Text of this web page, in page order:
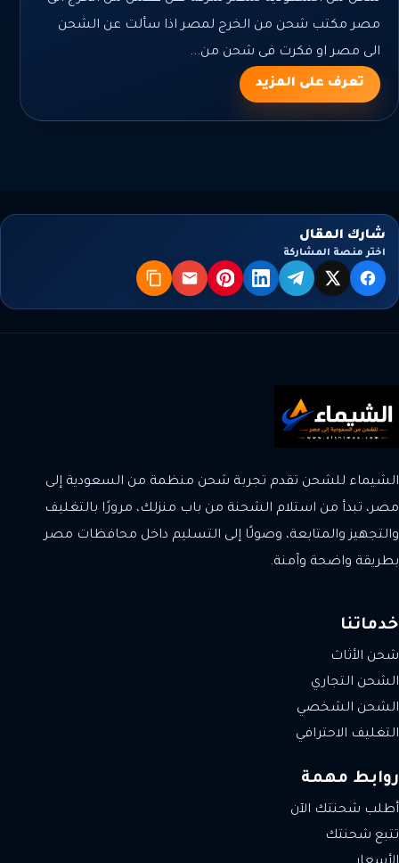
مصر مكتب شحن من الخرج لمصر اذا سألت عن الشحن
الى مصر او فكرت فى شحن من...
تعرف على المزيد
شارك المقال
اختر منصة المشاركة
فيسبوك
X تيليجراملينكدإنبنترستالبريد نسخ
الشيماء للشحن تقدم تجربة شحن منظمة من السعودية إلى
مصر، تبدأ من استلام الشحنة من باب منزلك، مرورًا بالتغليف
والتجهيز والمتابعة، وصولًا إلى التسليم داخل محافظات مصر
بطريقة واضحة وآمنة.
خدماتنا
شحن الأثاث
الشحن التجاري
الشحن الشخصي
التغليف الاحترافي
روابط مهمة
أطلب شحنتك الآن
تتبع شحنتك